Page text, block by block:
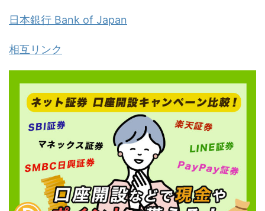
日本銀行 Bank of Japan
相互リンク